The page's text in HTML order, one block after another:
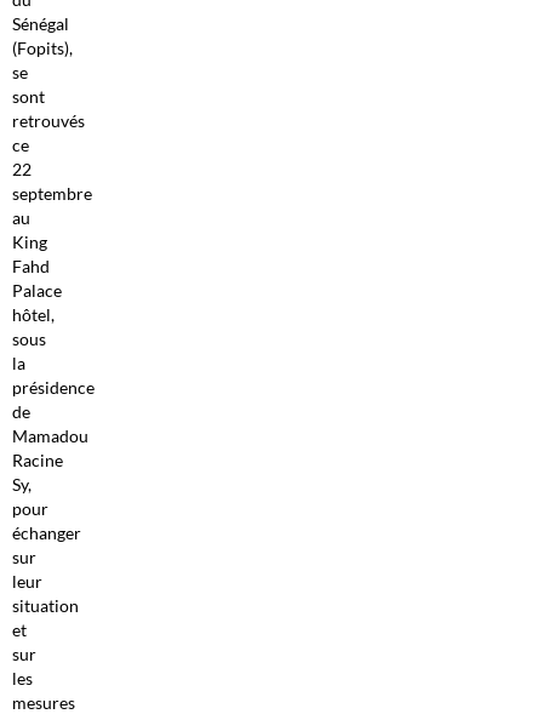
Sénégal
(Fopits),
se
sont
retrouvés
ce
22
septembre
au
King
Fahd
Palace
hôtel,
sous
la
présidence
de
Mamadou
Racine
Sy,
pour
échanger
sur
leur
situation
et
sur
les
mesures